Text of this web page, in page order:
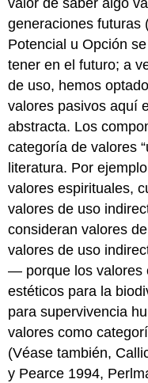
valor de saber algo
generaciones futuras
Potencial u Opción
tener en el futuro; a
de uso, hemos
valores pasivos aquí
abstracta. Los
categoría de valores
literatura. Por
valores espirituales,
valores de uso
consideran valores
valores de uso
— porque los valores
estéticos para la
para supervivencia
valores como
(Véase también,
y Pearce 1994,